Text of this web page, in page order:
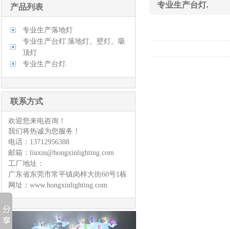
产品列表
专业生产落地灯
专业生产台灯.落地灯。壁灯。吸
顶灯
专业生产台灯.
联系方式
欢迎您来电咨询！
我们将热诚为您服务！
电话： 13712956388
邮箱： liuxin@hongxinlighting.com
工厂地址：
广东省东莞市常平镇岗梓大街60号1栋
网址： www.hongxinlighting.com
专业生产台灯.